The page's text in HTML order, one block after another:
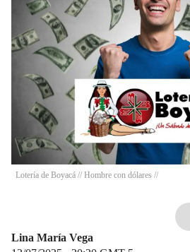
Lotería de Boyacá // Hombre con dólares //
Lina María Vega